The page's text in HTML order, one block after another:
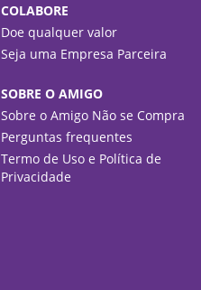
COLABORE
Doe qualquer valor
Seja uma Empresa Parceira
SOBRE O AMIGO
Sobre o Amigo Não se Compra
Perguntas frequentes
Termo de Uso e Política de
Privacidade